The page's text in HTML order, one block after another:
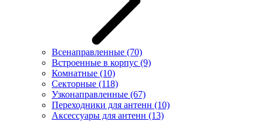
Всенаправленные (70)
Встроенные в корпус (9)
Комнатные (10)
Секторные (118)
Узконаправленные (67)
Переходники для антенн (10)
Аксессуары для антенн (13)